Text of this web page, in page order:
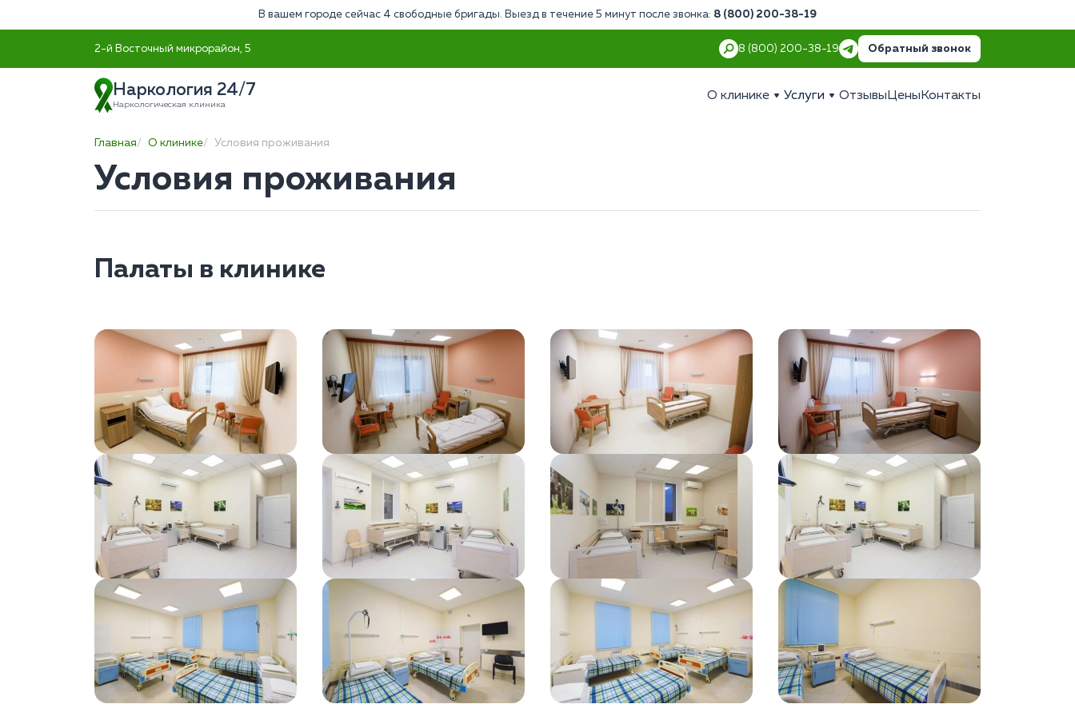
В вашем городе сейчас 4 свободные бригады. Выезд в течение 5 минут после звонка: 8 (800) 200-38-19
2-й Восточный микрорайон, 5 8 (800) 200-38-19 Обратный звонок
Наркология 24/7
Наркологическая клиника
О клинике Услуги Отзывы Цены Контакты
Главная О клинике Условия проживания
Условия проживания
Палаты в клинике